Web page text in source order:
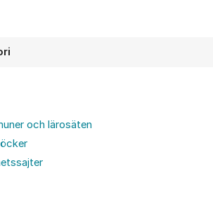
och lärosäten